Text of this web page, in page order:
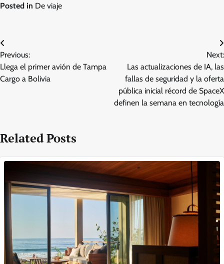
Posted in De viaje
Post
navigation
Previous:
Llega el primer avión de Tampa
Cargo a Bolivia
Next:
Las actualizaciones de IA, las
fallas de seguridad y la oferta
pública inicial récord de SpaceX
definen la semana en tecnología
Related Posts